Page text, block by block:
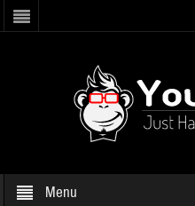
Menu